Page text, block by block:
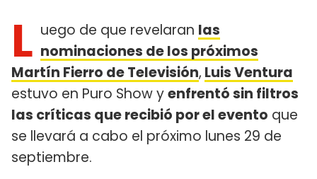
L uego de que revelaran las
nominaciones de los próximos
Martín Fierro de Televisión, Luis Ventura
estuvo en Puro Show yenfrentó sin filtros
las críticas que recibió por el evento que
se llevará a cabo el próximo lunes 29 de
septiembre.